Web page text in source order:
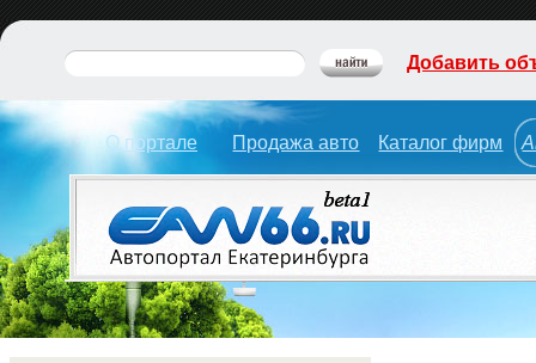
О портале Продажа авто Каталог фирм
Добавить